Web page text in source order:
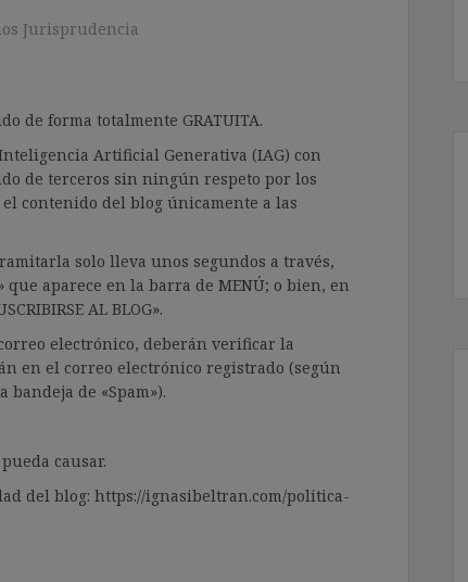
Jurisprudencia
de forma totalmente GRATUITA.
Artificial Generativa (IAG) con
de terceros sin ningún respeto por los
contenido del blog únicamente a las
solo lleva unos segundos a través,
que aparece en la barra de MENÚ; o bien, en
AL BLOG».
electrónico, deberán verificar la
en el correo electrónico registrado (según
de «Spam»).
causar.
del blog: https://ignasibeltran.com/politica-